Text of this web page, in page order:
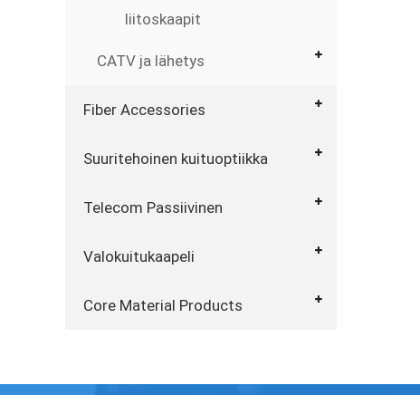
liitoskaapit
CATV ja lähetys
Fiber Accessories
Suuritehoinen kuituoptiikka
Telecom Passiivinen
Valokuitukaapeli
Core Material Products